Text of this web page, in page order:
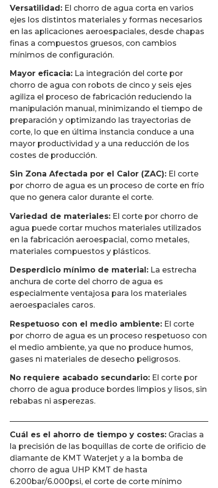
Versatilidad: El chorro de agua corta en varios
ejes los distintos materiales y formas necesarios
en las aplicaciones aeroespaciales, desde chapas
finas a compuestos gruesos, con cambios
mínimos de configuración.
Mayor eficacia: La integración del corte por
chorro de agua con robots de cinco y seis ejes
agiliza el proceso de fabricación reduciendo la
manipulación manual, minimizando el tiempo de
preparación y optimizando las trayectorias de
corte, lo que en última instancia conduce a una
mayor productividad y a una reducción de los
costes de producción.
Sin Zona Afectada por el Calor (ZAC): El corte
por chorro de agua es un proceso de corte en frío
que no genera calor durante el corte.
Variedad de materiales: El corte por chorro de
agua puede cortar muchos materiales utilizados
en la fabricación aeroespacial, como metales,
materiales compuestos y plásticos.
Desperdicio mínimo de material: La estrecha
anchura de corte del chorro de agua es
especialmente ventajosa para los materiales
aeroespaciales caros.
Respetuoso con el medio ambiente: El corte
por chorro de agua es un proceso respetuoso con
el medio ambiente, ya que no produce humos,
gases ni materiales de desecho peligrosos.
No requiere acabado secundario: El corte por
chorro de agua produce bordes limpios y lisos, sin
rebabas ni asperezas.
Cuál es el ahorro de tiempo y costes: Gracias a
la precisión de las boquillas de corte de orificio de
diamante de KMT Waterjet y a la bomba de
chorro de agua UHP KMT de hasta
6.200bar/6.000psi, el corte de corte mínimo